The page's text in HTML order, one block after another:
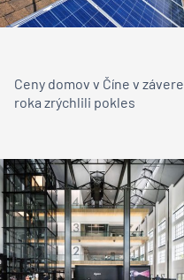
Ceny domov v Číne v závere
roka zrýchlili pokles